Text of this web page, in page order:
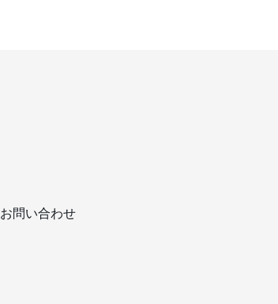
お問い合わせ